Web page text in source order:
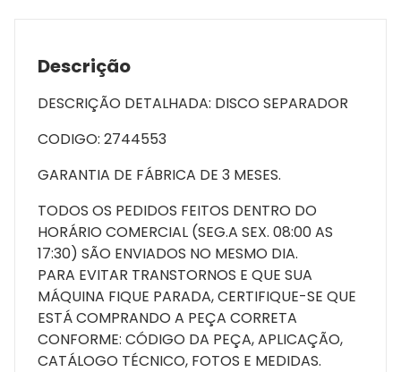
Descrição
DESCRIÇÃO DETALHADA: DISCO SEPARADOR
CODIGO: 2744553
GARANTIA DE FÁBRICA DE 3 MESES.
TODOS OS PEDIDOS FEITOS DENTRO DO
HORÁRIO COMERCIAL (SEG.A SEX. 08:00 AS
17:30) SÃO ENVIADOS NO MESMO DIA.
PARA EVITAR TRANSTORNOS E QUE SUA
MÁQUINA FIQUE PARADA, CERTIFIQUE-SE QUE
ESTÁ COMPRANDO A PEÇA CORRETA
CONFORME: CÓDIGO DA PEÇA, APLICAÇÃO,
CATÁLOGO TÉCNICO, FOTOS E MEDIDAS.